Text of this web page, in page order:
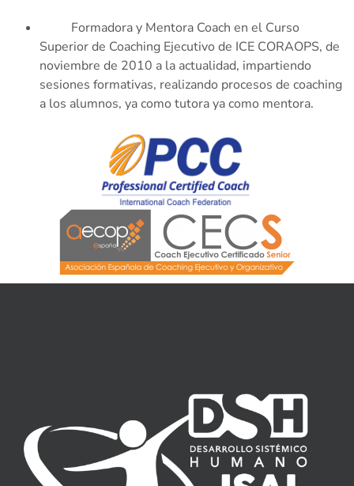
Formadora y Mentora Coach en el Curso
Superior de Coaching Ejecutivo de ICE CORAOPS, de
noviembre de 2010 a la actualidad, impartiendo
sesiones formativas, realizando procesos de coaching
a los alumnos, ya como tutora ya como mentora.